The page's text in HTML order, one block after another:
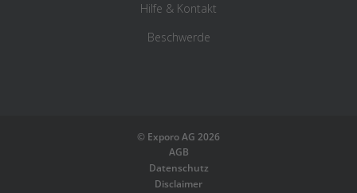
Hilfe & Kontakt
Beschwerde
© Exporo AG 2026
AGB
Datenschutz
Disclaimer